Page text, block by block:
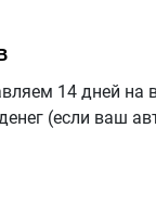
14 дней на
(если ваш